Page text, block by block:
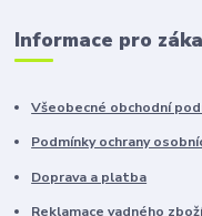
Informace pro
Všeobecné obchodní
Podmínky ochrany
Doprava a platba
Reklamace vadného